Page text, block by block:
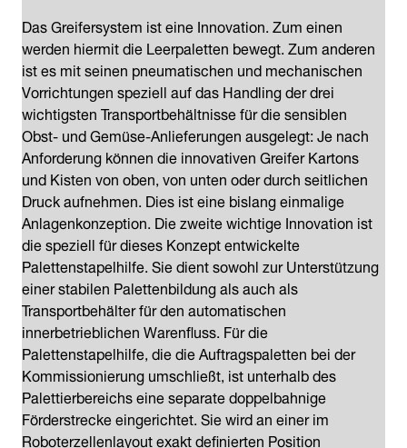
Das Greifersystem ist eine Innovation. Zum einen
werden hiermit die Leerpaletten bewegt. Zum anderen
ist es mit seinen pneumatischen und mechanischen
Vorrichtungen speziell auf das Handling der drei
wichtigsten Transportbehältnisse für die sensiblen
Obst- und Gemüse-Anlieferungen ausgelegt: Je nach
Anforderung können die innovativen Greifer Kartons
und Kisten von oben, von unten oder durch seitlichen
Druck aufnehmen. Dies ist eine bislang einmalige
Anlagenkonzeption. Die zweite wichtige Innovation ist
die speziell für dieses Konzept entwickelte
Palettenstapelhilfe. Sie dient sowohl zur Unterstützung
einer stabilen Palettenbildung als auch als
Transportbehälter für den automatischen
innerbetrieblichen Warenfluss. Für die
Palettenstapelhilfe, die die Auftragspaletten bei der
Kommissionierung umschließt, ist unterhalb des
Palettierbereichs eine separate doppelbahnige
Förderstrecke eingerichtet. Sie wird an einer im
Roboterzellenlayout exakt definierten Position